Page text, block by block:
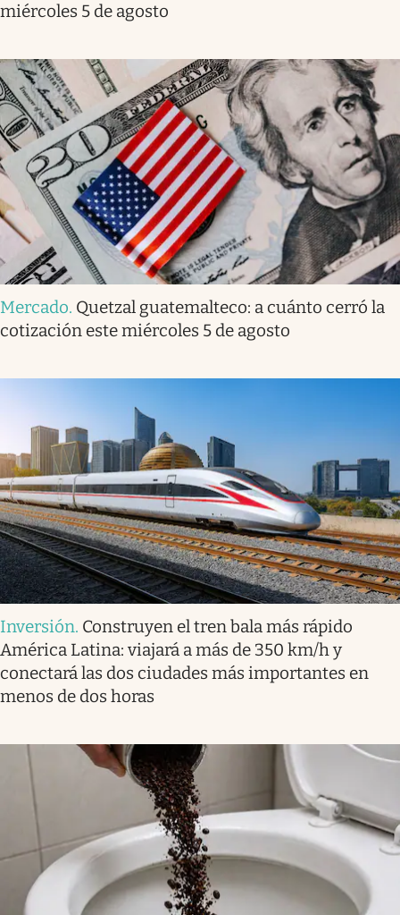
miércoles 5 de agosto
Mercado. Quetzal guatemalteco: a cuánto cerró la
cotización este miércoles 5 de agosto
Inversión. Construyen el tren bala más rápido
América Latina: viajará a más de 350 km/h y
conectará las dos ciudades más importantes en
menos de dos horas